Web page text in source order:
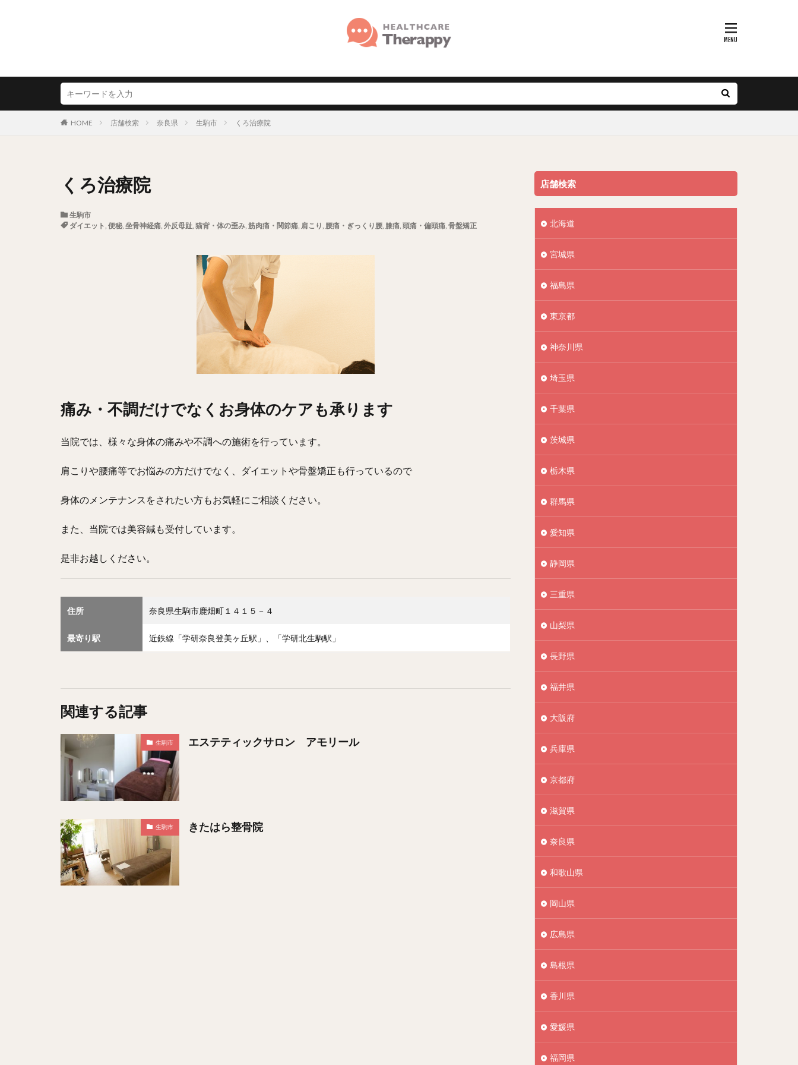
HOME 店舗検索 奈良県 生駒市 くろ治療院
くろ治療院
生駒市
ダイエット, 便秘, 坐骨神経痛, 外反母趾, 猫背・体の歪み, 筋肉痛・関節痛, 肩こり, 腰痛・ぎっくり腰, 膝痛, 頭痛・偏頭痛, 骨盤矯正
痛み・不調だけでなくお身体のケアも承ります
当院では、様々な身体の痛みや不調への施術を行っています。
肩こりや腰痛等でお悩みの方だけでなく、ダイエットや骨盤矯正も行っているので
身体のメンテナンスをされたい方もお気軽にご相談ください。
また、当院では美容鍼も受付しています。
是非お越しください。
住所 奈良県生駒市鹿畑町１４１５－４
最寄り駅 近鉄線「学研奈良登美ヶ丘駅」、「学研北生駒駅」
関連する記事
生駒市 エステティックサロン アモリール
生駒市 きたはら整骨院
店舗検索
北海道
宮城県
福島県
東京都
神奈川県
埼玉県
千葉県
茨城県
栃木県
群馬県
愛知県
静岡県
三重県
山梨県
長野県
福井県
大阪府
兵庫県
京都府
滋賀県
奈良県
和歌山県
岡山県
広島県
島根県
香川県
愛媛県
福岡県